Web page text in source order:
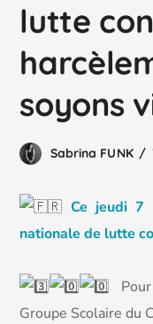
lutte
soyons
Sabrina FUNK
Ce jeudi 7
nationale de lutte
Groupe Scolaire du